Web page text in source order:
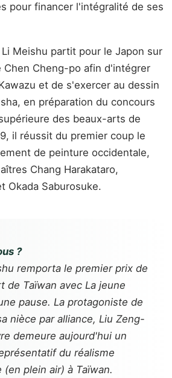
pour financer l'intégralité de ses
Meishu partit pour le Japon sur
Chen Cheng-po afin d'intégrer
et de s'exercer au dessin
en préparation du concours
des beaux-arts de
il réussit du premier coup le
de peinture occidentale,
Chang Harakataro,
Okada Saburosuke.
?
remporta le premier prix de
de Taïwan avec La jeune
pause. La protagoniste de
nièce par alliance, Liu Zeng-
demeure aujourd'hui un
du réalisme
plein air) à Taïwan.